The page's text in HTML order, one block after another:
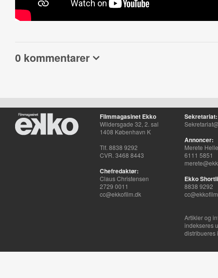
0 kommentarer
Filmmagasinet Ekko
Wildersgade 32, 2. sal
1408 København K
Tlf. 8838 9292
CVR. 3468 8443
Chefredaktør:
Claus Christensen
2729 0011
cc@ekkofilm.dk
Sekretariat:
Annoncer:
Merete
6111 5851
Ekko
8838 9292
Artikler og
indekseres
distribueres